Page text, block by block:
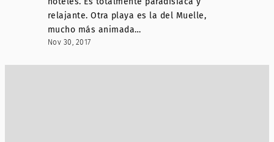
relajante. Otra playa es la del Muelle,
mucho más animada…
Nov 30, 2017